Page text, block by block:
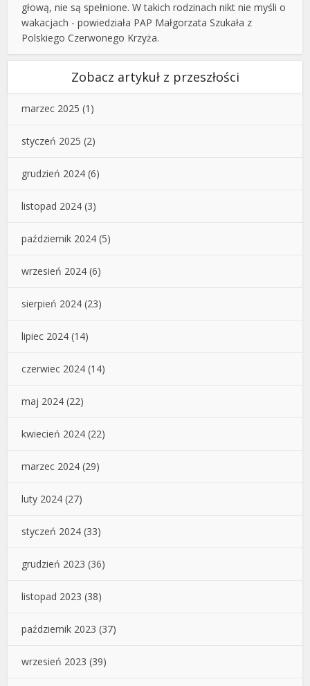
głową, nie są spełnione. W takich rodzinach nikt nie myśli o
wakacjach - powiedziała PAP Małgorzata Szukała z
Polskiego Czerwonego Krzyża.
Zobacz artykuł z przeszłości
marzec 2025 (1)
styczeń 2025 (2)
grudzień 2024 (6)
listopad 2024 (3)
październik 2024 (5)
wrzesień 2024 (6)
sierpień 2024 (23)
lipiec 2024 (14)
czerwiec 2024 (14)
maj 2024 (22)
kwiecień 2024 (22)
marzec 2024 (29)
luty 2024 (27)
styczeń 2024 (33)
grudzień 2023 (36)
listopad 2023 (38)
październik 2023 (37)
wrzesień 2023 (39)